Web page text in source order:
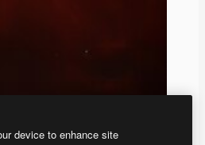
на основе ИИ.
device to enhance site